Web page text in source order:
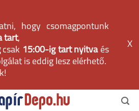
hogy csomagpontunk
tart,
csak 15:00-ig tart nyitvaés
is eddig lesz elérhető.
X